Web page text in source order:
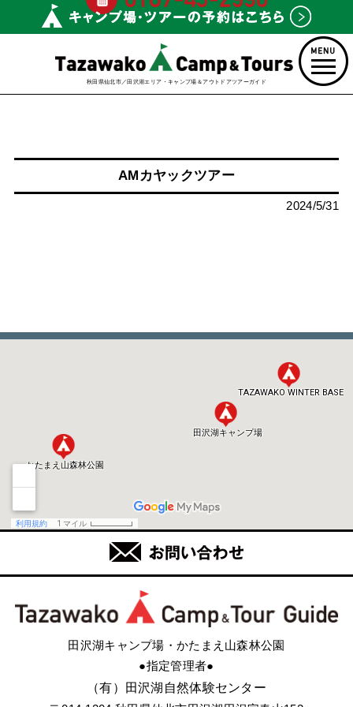
秋田県仙北市／田沢湖エリア・キャンプ場＆アウトドアツアーガイド
AMカヤックツアー
2024/5/31
田沢湖キャンプ場・かたまえ山森林公園
●指定管理者●
（有）田沢湖自然体験センター